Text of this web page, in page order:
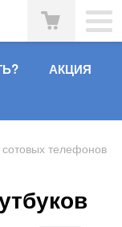
АКЦИЯ
телефонов